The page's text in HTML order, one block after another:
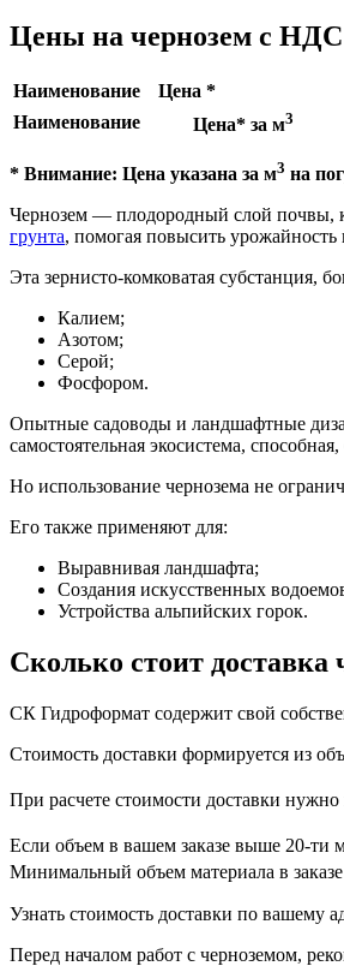
Цены на чернозем с НДС
Наименование
Цена *
Наименование
Цена* за м3
* Внимание: Цена указана за м3 на
Чернозем — плодородный слой почвы,
грунта, помогая повысить урожайность
Эта зернисто-комковатая субстанция,
Калием;
Азотом;
Серой;
Фосфором.
Опытные садоводы и ландшафтные
самостоятельная экосистема,
Но использование чернозема не
Его также применяют для:
Выравнивая ландшафта;
Создания искусственных
Устройства альпийских горок.
Сколько стоит
СК Гидроформат содержит свой
Стоимость доставки формируется из
При расчете стоимости доставки
Если объем в вашем заказе выше 20-ти
Минимальный объем материала в
Узнать стоимость доставки по вашему
Перед началом работ с черноземом,